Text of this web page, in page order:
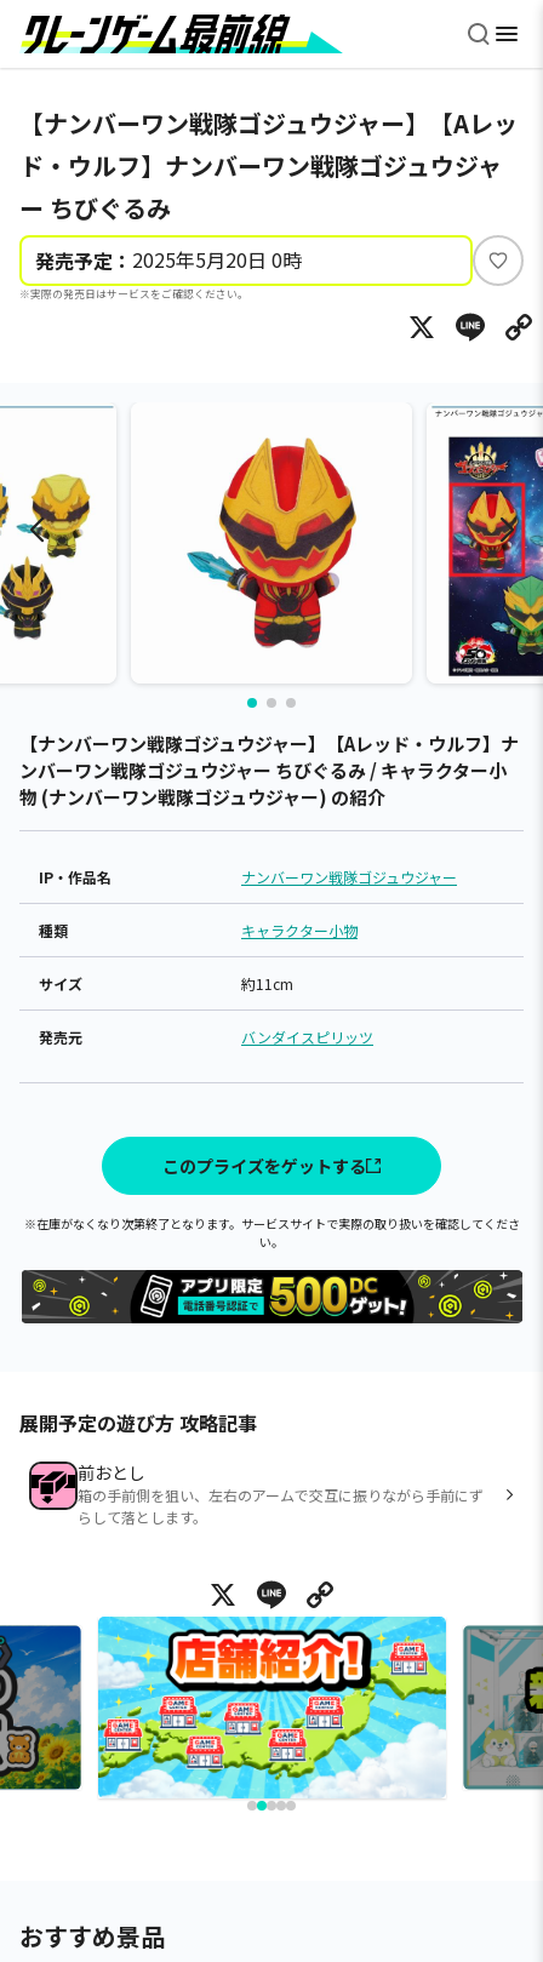
【ナンバーワン戦隊ゴジュウジャー】【Aレッ
ド・ウルフ】ナンバーワン戦隊ゴジュウジャ
ー ちびぐるみ
発売予定： 2025年5月20日 0時
※実際の発売日はサービスをご確認ください。
い
ね
X
【ナンバーワン戦隊ゴジュウジャー】【Aレッド・ウルフ】ナ
ンバーワン戦隊ゴジュウジャー ちびぐるみ / キャラクター小
物 (ナンバーワン戦隊ゴジュウジャー) の紹介
IP・作品名 ナンバーワン戦隊ゴジュウジャー
種類 キャラクター小物
サイズ 約11cm
発売元 バンダイスピリッツ
このプライズをゲットする
※在庫がなくなり次第終了となります。サービスサイトで実際の取り扱いを確認してくださ
い。
展開予定の遊び方 攻略記事
前おとし
箱の手前側を狙い、左右のアームで交互に振りながら手前にず
らして落とします。
X Line
おすすめ景品